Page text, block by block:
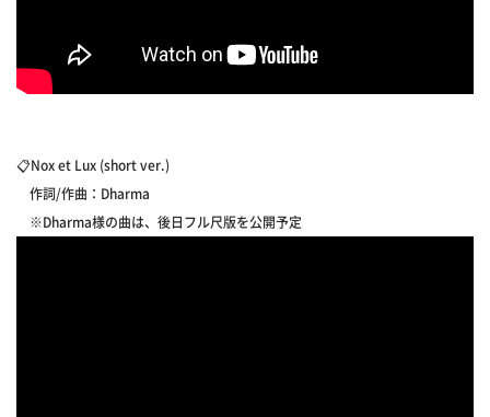
📋Nox et Lux (short ver.)
作詞/作曲：Dharma
※Dharma様の曲は、後日フル尺版を公開予定